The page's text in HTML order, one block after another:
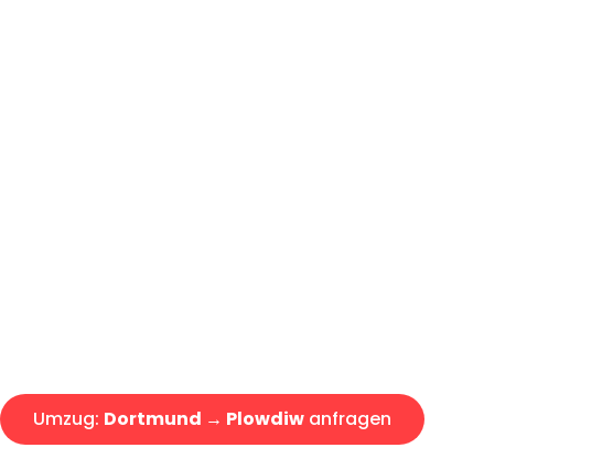
Umzug: Dortmund → Plowdiw anfragen